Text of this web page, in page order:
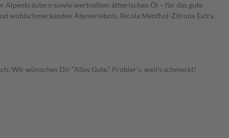
sowie wertvollem ätherischen Öl – für das gute
wohlschmeckenden Atemerlebnis. Ricola Menthol-Zitrone Extra
Wir wünschen Dir "Alles Gute." Probier's, weil's schmeckt!